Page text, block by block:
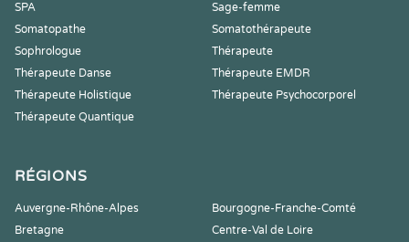
SPA
Sage-femme
Somatopathe
Somatothérapeute
Sophrologue
Thérapeute
Thérapeute Danse
Thérapeute EMDR
Thérapeute Holistique
Thérapeute Psychocorporel
Thérapeute Quantique
RÉGIONS
Auvergne-Rhône-Alpes
Bourgogne-Franche-Comté
Bretagne
Centre-Val de Loire